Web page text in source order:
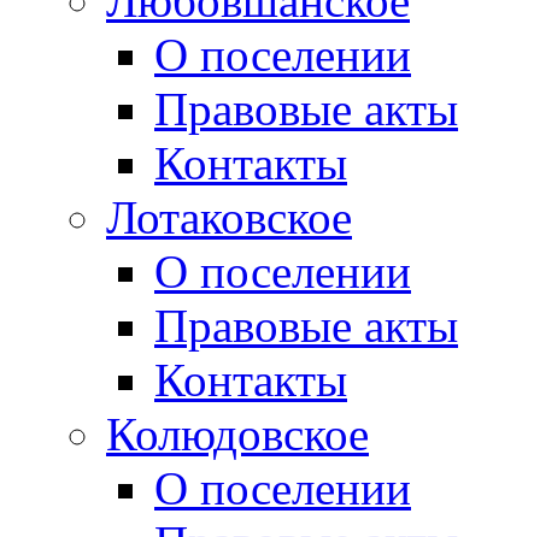
О поселении
Правовые акты
Контакты
Лотаковское
О поселении
Правовые акты
Контакты
Колюдовское
О поселении